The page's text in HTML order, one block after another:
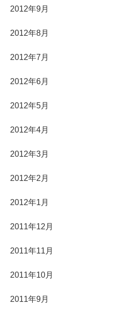
2012年9月
2012年8月
2012年7月
2012年6月
2012年5月
2012年4月
2012年3月
2012年2月
2012年1月
2011年12月
2011年11月
2011年10月
2011年9月